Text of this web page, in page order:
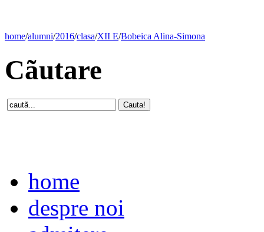
home/alumni/2016/clasa/XII E/Bobeica Alina-Simona
Cãutare
home
despre noi